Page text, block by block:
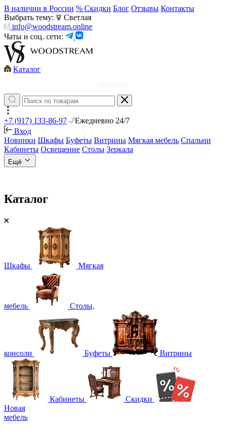
В наличии в России % Скидки Блог Отзывы Контакты
Выбрать тему:
Светлая
info@woodstream.online
Чаты и соц. сети:
Каталог
+7 (917) 133-86-97
Ежедневно 24/7
Вход
Новинки Шкафы Буфеты Витрины Мягкая мебель Спальни
Кабинеты Освещение Столы Зеркала
Ещё
Каталог
Шкафы Мягкая
мебель Столы,
консоли Буфеты Витрины
Кабинеты
Скидки
Новая
мебель